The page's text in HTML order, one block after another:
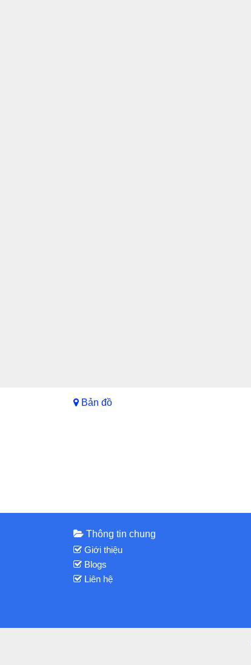
Bản đồ
Thông tin chung
Giới thiệu
Blogs
Liên hệ